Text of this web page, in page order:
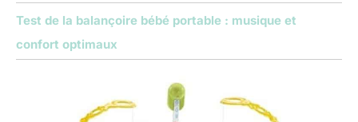
Test de la balançoire bébé portable : musique et
confort optimaux